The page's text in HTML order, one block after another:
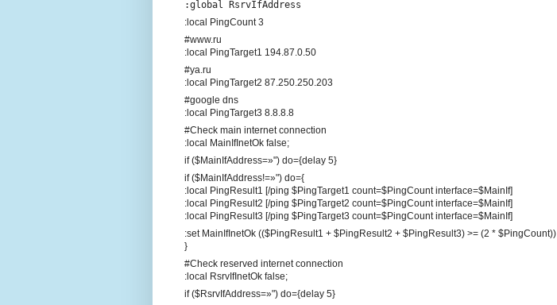
:global RsrvIfAddress
:local PingCount 3
#www.ru
:local PingTarget1 194.87.0.50
#ya.ru
:local PingTarget2 87.250.250.203
#google dns
:local PingTarget3 8.8.8.8
#Check main internet connection
:local MainIfInetOk false;
if ($MainIfAddress=»") do={delay 5}
if ($MainIfAddress!=»") do={
:local PingResult1 [/ping $PingTarget1 count=$PingCount interface=$MainIf]
:local PingResult2 [/ping $PingTarget2 count=$PingCount interface=$MainIf]
:local PingResult3 [/ping $PingTarget3 count=$PingCount interface=$MainIf]
:set MainIfInetOk (($PingResult1 + $PingResult2 + $PingResult3) >= (2 * $PingCount))
}
#Check reserved internet connection
:local RsrvIfInetOk false;
if ($RsrvIfAddress=»") do={delay 5}